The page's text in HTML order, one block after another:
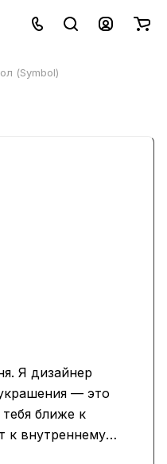
(Symbol)
Я дизайнер
— это
ближе к
к внутреннему